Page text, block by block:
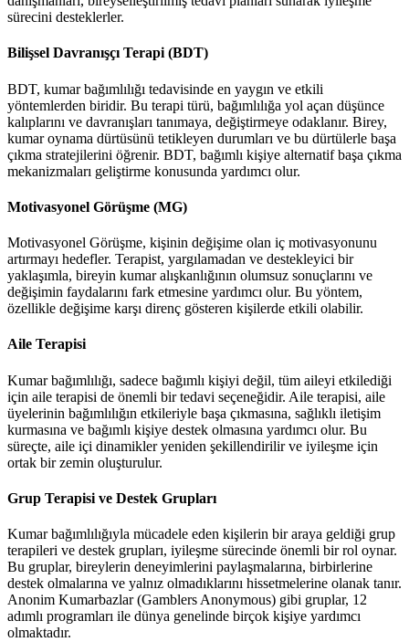
sürecini desteklerler.
Bilişsel Davranışçı Terapi (BDT)
BDT, kumar bağımlılığı tedavisinde en yaygın ve etkili
yöntemlerden biridir. Bu terapi türü, bağımlılığa yol açan düşünce
kalıplarını ve davranışları tanımaya, değiştirmeye odaklanır. Birey,
kumar oynama dürtüsünü tetikleyen durumları ve bu dürtülerle başa
çıkma stratejilerini öğrenir. BDT, bağımlı kişiye alternatif başa çıkma
mekanizmaları geliştirme konusunda yardımcı olur.
Motivasyonel Görüşme (MG)
Motivasyonel Görüşme, kişinin değişime olan iç motivasyonunu
artırmayı hedefler. Terapist, yargılamadan ve destekleyici bir
yaklaşımla, bireyin kumar alışkanlığının olumsuz sonuçlarını ve
değişimin faydalarını fark etmesine yardımcı olur. Bu yöntem,
özellikle değişime karşı direnç gösteren kişilerde etkili olabilir.
Aile Terapisi
Kumar bağımlılığı, sadece bağımlı kişiyi değil, tüm aileyi etkilediği
için aile terapisi de önemli bir tedavi seçeneğidir. Aile terapisi, aile
üyelerinin bağımlılığın etkileriyle başa çıkmasına, sağlıklı iletişim
kurmasına ve bağımlı kişiye destek olmasına yardımcı olur. Bu
süreçte, aile içi dinamikler yeniden şekillendirilir ve iyileşme için
ortak bir zemin oluşturulur.
Grup Terapisi ve Destek Grupları
Kumar bağımlılığıyla mücadele eden kişilerin bir araya geldiği grup
terapileri ve destek grupları, iyileşme sürecinde önemli bir rol oynar.
Bu gruplar, bireylerin deneyimlerini paylaşmalarına, birbirlerine
destek olmalarına ve yalnız olmadıklarını hissetmelerine olanak tanır.
Anonim Kumarbazlar (Gamblers Anonymous) gibi gruplar, 12
adımlı programları ile dünya genelinde birçok kişiye yardımcı
olmaktadır.